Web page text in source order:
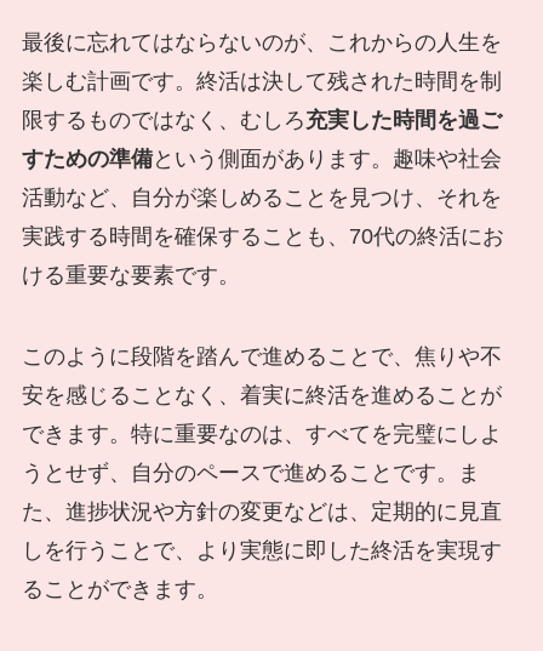
最後に忘れてはならないのが、これからの人生を
楽しむ計画です。終活は決して残された時間を制
限するものではなく、むしろ充実した時間を過ご
すための準備という側面があります。趣味や社会
活動など、自分が楽しめることを見つけ、それを
実践する時間を確保することも、70代の終活にお
ける重要な要素です。
このように段階を踏んで進めることで、焦りや不
安を感じることなく、着実に終活を進めることが
できます。特に重要なのは、すべてを完璧にしよ
うとせず、自分のペースで進めることです。ま
た、進捗状況や方針の変更などは、定期的に見直
しを行うことで、より実態に即した終活を実現す
ることができます。